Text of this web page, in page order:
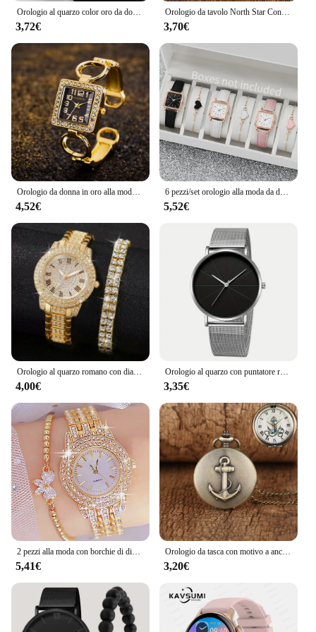
Orologio al quarzo color oro da donna alla moda in acciaio inossidabile e bracciale con diamanti
3,72€
Orologio da tavolo North Star Controlla l'ora Orologio da comodino Semplice allarme elettronico Orologio da tavolo con luce notturna Orologio al quarzo Orologio da tasca
3,70€
Orologio da donna in oro alla moda Bracciale rigido in acciaio inossidabile Orologi di lusso per donna Orologio da polso al quarzo da donna Relogio
4,52€
6 pezzi/set orologio alla moda da donna quadrato quadrante semplice orologio al quarzo in pelle con set di braccialetti d'amore
5,52€
4,00€
Orologio al quarzo con puntatore rotondo Casual orologio da polso con cinturino in maglia analogico con quadrante Geo grande per donna uomo
3,35€
5,41€
Orologio da tasca con motivo a ancoraggio per nave pirata orologio al quarzo retrò con arco e freccia orologio con collana retrò
3,20€